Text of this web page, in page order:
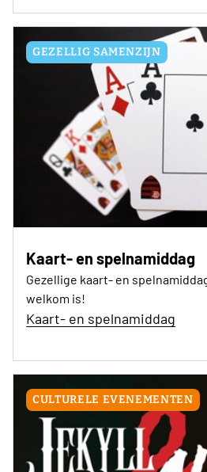
GEZELLIG SAMENZIJN
Kaart- en spelnamiddag
Gezellige kaart- en
welkom is!
Kaart- en spelnamiddag
CULTURELE EVENEMENTEN